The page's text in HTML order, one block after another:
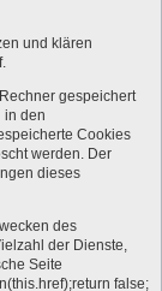
und klären
gespeichert
in den
Cookies
werden. Der
dieses
des
der Dienste,
Seite
false;